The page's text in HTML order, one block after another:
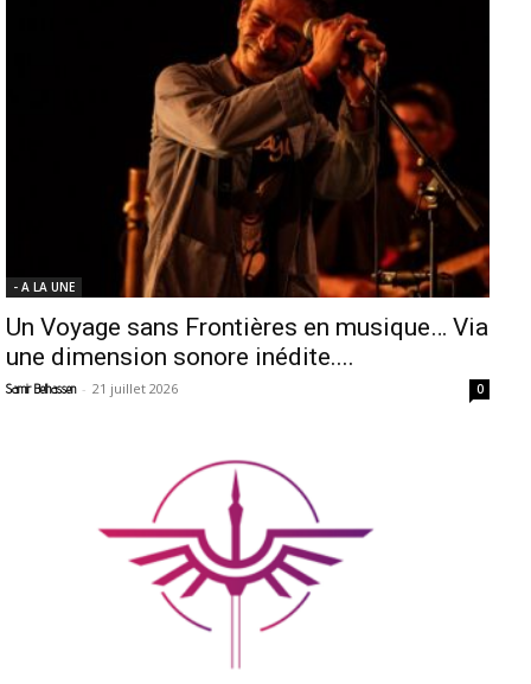
- A LA UNE
Un Voyage sans Frontières en musique… Via
une dimension sonore inédite....
Samir Belhassen - 21 juillet 2026 0